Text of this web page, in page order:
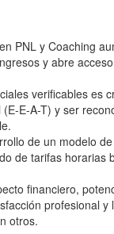
PNL y Coaching
y abre
verificables es
E-A-T) y ser
de un modelo
de tarifas horarias
financiero,
profesional y
otros.